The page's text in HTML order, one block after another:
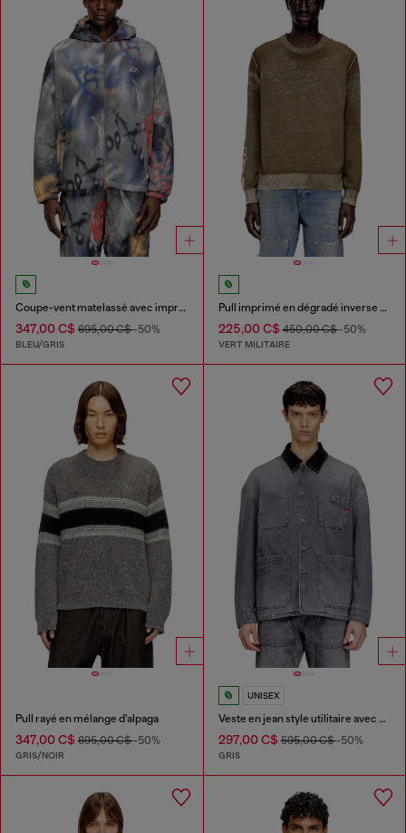
Coupe-vent matelassé avec imprimé graffiti
347,00 C$ 695,00 C$-50%
BLEU/GRIS
Pull imprimé en dégradé inverse avec lettrage
225,00 C$450,00 C$-50%
VERT MILITAIRE
Pull rayé en mélange d'alpaga
347,00 C$ 695,00 C$-50%
GRIS/NOIR
UNISEX
Veste en jean style utilitaire avec col contrastant
297,00 C$595,00 C$-50%
GRIS